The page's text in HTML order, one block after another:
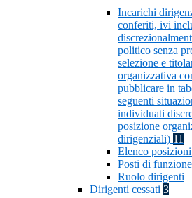
Incarichi
conferiti, ivi
politico senza
selezione e
organizzativa
pubblicare in
seguenti
individuati
posizione
dirigenziali) 11
Elenco
Posti di
Ruolo dirigenti
Dirigenti cessati 3